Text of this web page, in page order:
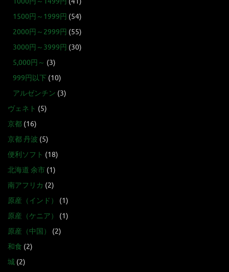
1500円～1999円 (54)
2000円～2999円 (55)
3000円～3999円 (30)
5,000円～ (3)
999円以下 (10)
アルゼンチン (3)
ヴェネト (5)
京都 (16)
京都 丹波 (5)
便利ソフト (18)
北海道 余市 (1)
南アフリカ (2)
原産（インド）
(1)
原産（ケニア）
(1)
原産（中国）
(2)
和食 (2)
城 (2)